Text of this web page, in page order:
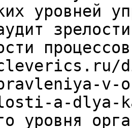
уровней
a-dlya-
уровня